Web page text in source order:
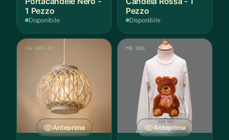
1 Pezzo
Disponibile
Pezzo
Disponibile
Anteprima
CA 003-02
Anteprima
MB 001